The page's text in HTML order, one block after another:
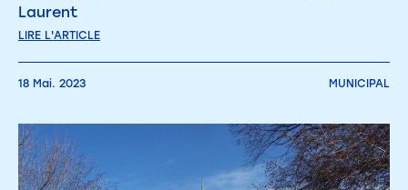
Laurent
LIRE L'ARTICLE
18 Mai. 2023 MUNICIPAL